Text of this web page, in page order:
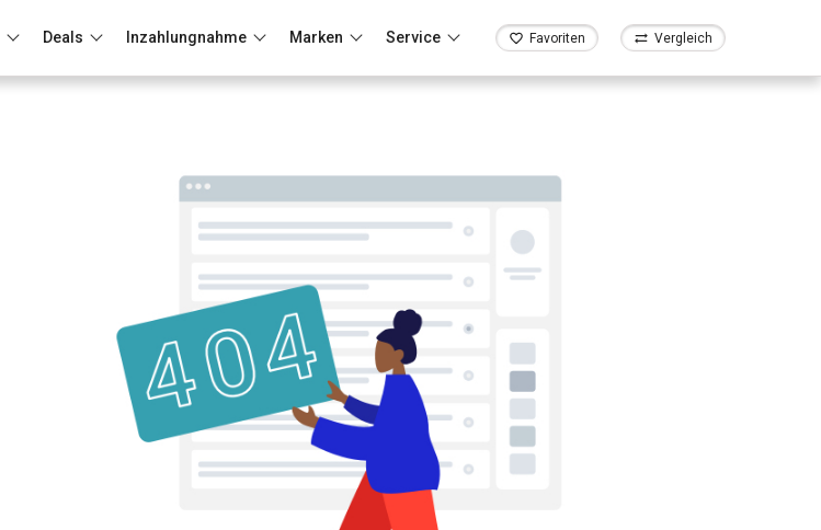
Deals Inzahlungnahme Marken Service Favoriten Vergleich